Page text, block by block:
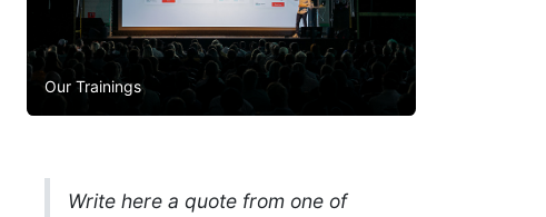
Our Trainings
Write here a quote from one of